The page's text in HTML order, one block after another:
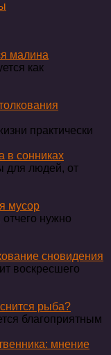
малина
как
практически
в сонниках
для людей, от
мусор
нужно
сновидения
воскресшего
рыба?
благоприятным
мнение